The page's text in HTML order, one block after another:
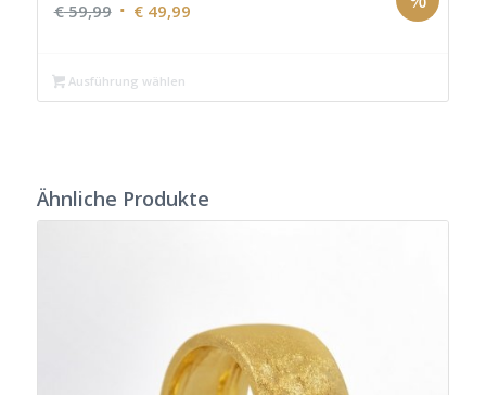
€59,99 Ursprünglicher
€ 59,99
€49,99Aktueller
Ausführung wählen
Ähnliche Produkte